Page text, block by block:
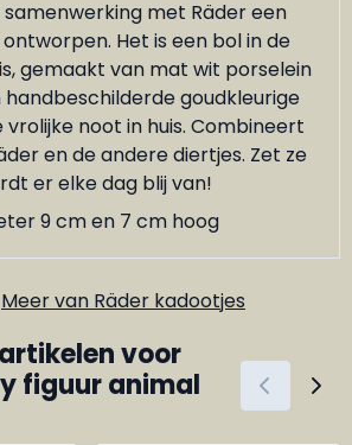
met Räder een
Het is een bol in de
gemaakt van mat wit porselein
handbeschilderde goudkleurige
vrolijke noot in huis. Combineert
en de andere diertjes. Zet ze
er elke dag blij van!
9 cm en 7 cm hoog
Meer van Räder kadootjes
voor
figuur animal